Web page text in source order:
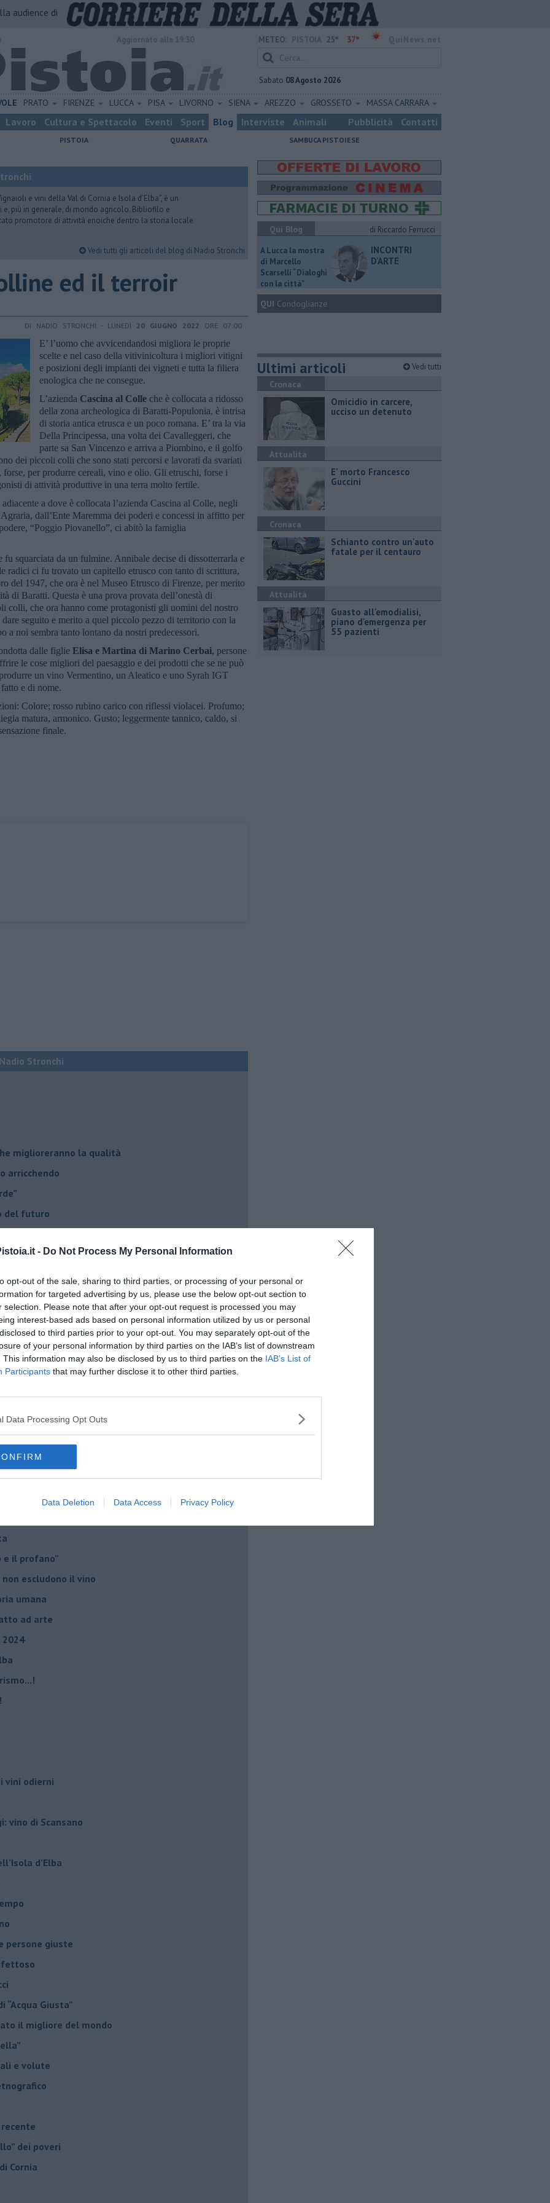
- Do Not Process My Personal Information
opt-out of the sale, sharing to third parties, or processing of your personal or
for targeted advertising by us, please use the below opt-out section to
selection. Please note that after your opt-out request is processed you may
interest-based ads based on personal information utilized by us or personal
to third parties prior to your opt-out. You may separately opt-out of the
of your personal information by third parties on the IAB’s list of downstream
This information may also be disclosed by us to third parties on the IAB’s List of
Participants that may further disclose it to other third parties.
Data Processing Opt Outs
Data Deletion Data Access Privacy Policy
audience di
METEO: 25° 37°
Sabato 08 Agosto 2026
PRATO FIRENZE LUCCA PISA LIVORNO SIENA AREZZO GROSSETO MASSA CARRARA
Lavoro Cultura e Spettacolo Eventi Sport Blog Interviste Animali Pubblicità Contatti
PISTOIA QUARRATA SAMBUCA PISTOIESE
e vini della Val di Cornia e Isola d’Elba”, è un
più in generale, di mondo agricolo. Bibliofilo e
promotore di attività enoiche dentro la storia locale
Vedi tutti gli articoli del blog di Nadio Stronchi
ed il terroir
DI NADIO STRONCHI - LUNEDÌ 20 GIUGNO 2022 ORE 07:00
E’ l’uomo che avvicendandosi migliora le proprie
scelte e nel caso della vitivinicoltura i migliori vitigni
e posizioni degli impianti dei vigneti e tutta la filiera
enologica che ne consegue.
L’azienda Cascina al Colle che è collocata a ridosso
della zona archeologica di Baratti-Populonia, è intrisa
di storia antica etrusca e un poco romana. E’ tra la via
Della Principessa, una volta dei Cavalleggeri, che
parte sa San Vincenzo e arriva a Piombino, e il golfo
dei piccoli colli che sono stati percorsi e lavorati da svariati
forse, per produrre cereali, vino e olio. Gli etruschi, forse i
di attività produttive in una terra molto fertile.
a dove è collocata l’azienda Cascina al Colle, negli
dall’Ente Maremma dei poderi e concessi in affitto per
“Poggio Piovanello”, ci abitò la famiglia
squarciata da un fulmine. Annibale decise di dissotterrarla e
radici ci fu trovato un capitello etrusco con tanto di scrittura,
del 1947, che ora è nel Museo Etrusco di Firenze, per merito
di Baratti. Questa è una prova provata dell’onestà di
colli, che ora hanno come protagonisti gli uomini del nostro
seguito e merito a quel piccolo pezzo di territorio con la
a noi sembra tanto lontano da nostri predecessori.
dalle figlie Elisa e Martina di Marino Cerbai, persone
le cose migliori del paesaggio e dei prodotti che se ne può
un vino Vermentino, un Aleatico e uno Syrah IGT
e di nome.
Colore; rosso rubino carico con riflessi violacei. Profumo;
matura, armonico. Gusto; leggermente tannico, caldo, si
finale.
Stronchi
miglioreranno la qualità
arricchendo
del futuro
in Maremma usata poco
non ti aspetti
chiamati anche vini-liquore
la vitivinicoltura
del vino 2025
per fare vini
rivalità?
comunista
però...
l’immagine
cosa è venderlo
bene e nel male
la storia umana, ma...
ancora due aspetti
e il profano”
escludono il vino
umana
ad arte
2024
vini odierni
vino di Scansano
d’Elba
persone giuste
Giusta”
il migliore del mondo
e volute
dei poveri
Cornia
Qui Blog
di Riccardo Ferrucci
A Lucca la mostra
di Marcello
Scarselli “Dialoghi
con la città"
INCONTRI
D'ARTE
QUI Condoglianze
Ultimi articoli Vedi tutti
Cronaca
Omicidio in carcere,
ucciso un detenuto
Attualità
E' morto Francesco
Guccini
Cronaca
Schianto contro un'auto
fatale per il centauro
Attualità
Guasto all'emodialisi,
piano d'emergenza per
55 pazienti